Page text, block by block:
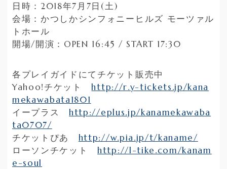
日時：2018年7月7日(土)
会場：かつしかシンフォニーヒルズ モーツァル
トホール
開場/開演：OPEN 16:45 / START 17:30
各プレイガイドにてチケット販売中
Yahoo!チケットhttp://r.y-tickets.jp/kana
mekawabata1801
イープラスhttp://eplus.jp/kanamekawaba
ta0707/
チケットぴあ http://w.pia.jp/t/kaname/
ローソンチケットhttp://l-tike.com/kanam
e-soul